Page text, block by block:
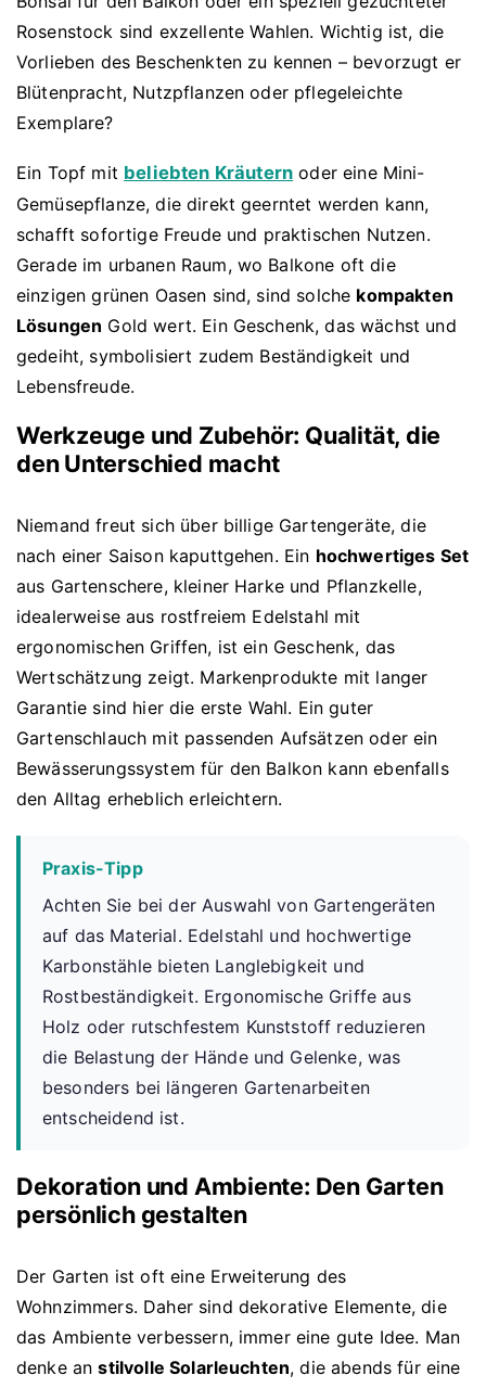
Rosenstock sind exzellente Wahlen. Wichtig ist, die
Vorlieben des Beschenkten zu kennen – bevorzugt er
Blütenpracht, Nutzpflanzen oder pflegeleichte
Exemplare?
Ein Topf mit beliebten Kräutern oder eine Mini-
Gemüsepflanze, die direkt geerntet werden kann,
schafft sofortige Freude und praktischen Nutzen.
Gerade im urbanen Raum, wo Balkone oft die
einzigen grünen Oasen sind, sind solche kompakten
Lösungen Gold wert. Ein Geschenk, das wächst und
gedeiht, symbolisiert zudem Beständigkeit und
Lebensfreude.
Werkzeuge und Zubehör: Qualität, die
den Unterschied macht
Niemand freut sich über billige Gartengeräte, die
nach einer Saison kaputtgehen. Ein hochwertiges Set
aus Gartenschere, kleiner Harke und Pflanzkelle,
idealerweise aus rostfreiem Edelstahl mit
ergonomischen Griffen, ist ein Geschenk, das
Wertschätzung zeigt. Markenprodukte mit langer
Garantie sind hier die erste Wahl. Ein guter
Gartenschlauch mit passenden Aufsätzen oder ein
Bewässerungssystem für den Balkon kann ebenfalls
den Alltag erheblich erleichtern.
Praxis-Tipp
Achten Sie bei der Auswahl von Gartengeräten
auf das Material. Edelstahl und hochwertige
Karbonstähle bieten Langlebigkeit und
Rostbeständigkeit. Ergonomische Griffe aus
Holz oder rutschfestem Kunststoff reduzieren
die Belastung der Hände und Gelenke, was
besonders bei längeren Gartenarbeiten
entscheidend ist.
Dekoration und Ambiente: Den Garten
persönlich gestalten
Der Garten ist oft eine Erweiterung des
Wohnzimmers. Daher sind dekorative Elemente, die
das Ambiente verbessern, immer eine gute Idee. Man
denke anstilvolle Solarleuchten, die abends für eine